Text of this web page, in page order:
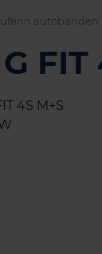
autobanden
FIT